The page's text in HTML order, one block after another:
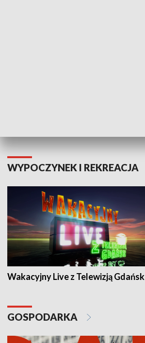
WYPOCZYNEK I REKREACJA
Wakacyjny Live z Telewizją Gdańsk
GOSPODARKA